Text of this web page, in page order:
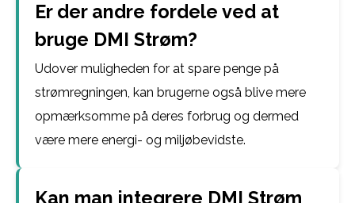
Er der andre fordele ved at
bruge DMI Strøm?
Udover muligheden for at spare penge på
strømregningen, kan brugerne også blive mere
opmærksomme på deres forbrug og dermed
være mere energi- og miljøbevidste.
Kan man integrere DMI Strøm